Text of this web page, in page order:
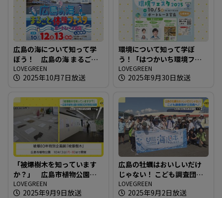
広島の海について知って学
ぼう！ 広島の海 まるごと
体験フェスタ in ボートレー
ス宮島
LOVEGREEN
2025年10月7日放送
環境について知って学ぼ
う！「はつかいち環境フェ
スタ」
LOVEGREEN
2025年9月30日放送
「被爆樹木を知っています
か？」 広島市植物公園の
被爆80年特別企画展
LOVEGREEN
2025年9月9日放送
広島の牡蠣はおいしいだけ
じゃない！ こども調査団が
江田島へ！
LOVEGREEN
2025年9月2日放送